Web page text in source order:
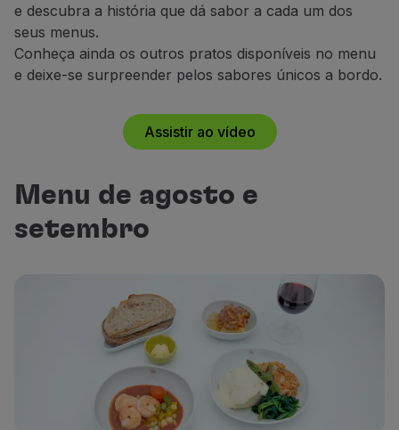
e descubra a história que dá sabor a cada um dos
seus menus.
Conheça ainda os outros pratos disponíveis no menu
e deixe-se surpreender pelos sabores únicos a bordo.
Assistir ao vídeo
Menu de agosto e
setembro